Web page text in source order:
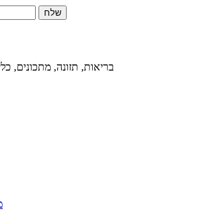
בריאות, תזונה, מתכונים,